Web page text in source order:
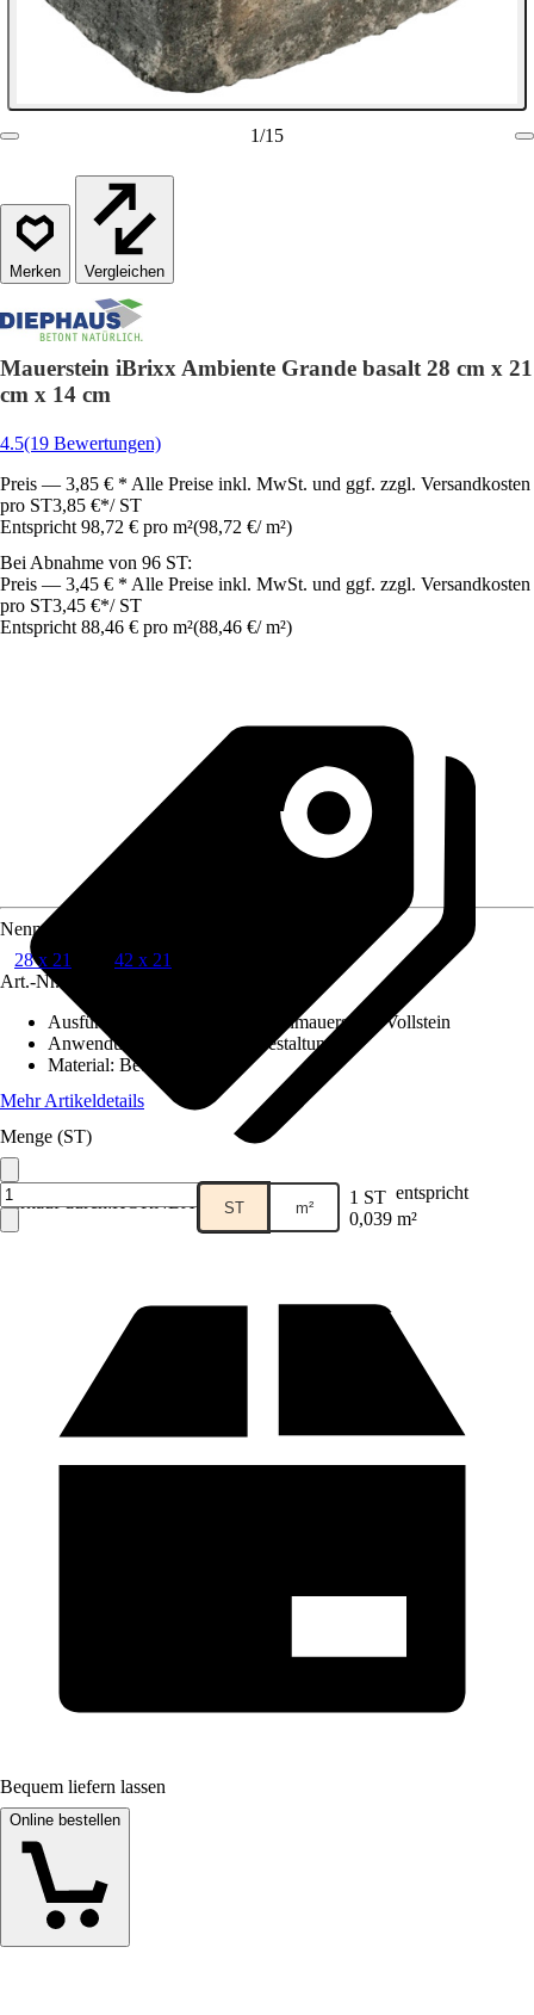
1/15
Vergleichen
Mauerstein iBrixx Ambiente Grande basalt 28 cm x 21
cm x 14 cm
4.5(19 Bewertungen)
Preis — 3,85 € * Alle Preise inkl. MwSt. und ggf. zzgl. Versandkosten
pro ST3,85 €*/ ST
Entspricht 98,72 € pro m²(98,72 €/ m²)
Bei Abnahme von 96 ST:
Preis — 3,45 € * Alle Preise inkl. MwSt. und ggf. zzgl. Versandkosten
pro ST3,45 €*/ ST
Entspricht 88,46 € pro m²(88,46 €/ m²)
Verkauf durch:HORNBACH
Nenngröße in cm
28 x 21
42 x 21
Art.-Nr.
Ausführung
Multistein, Trockenmauerstein, Vollstein
Anwendung
Abgrenzung, Gestaltung
Material: Beton
Mehr Artikeldetails
Menge (ST)
ST m² 1 ST entspricht
0,039 m²
Bequem liefern lassen
Online bestellen